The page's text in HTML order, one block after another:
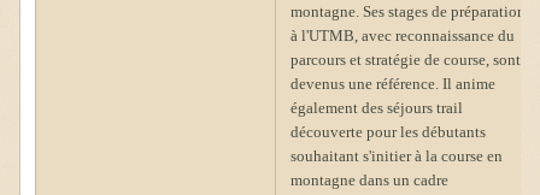
montagne. Ses stages de préparation
à l'UTMB, avec reconnaissance du
parcours et stratégie de course, sont
devenus une référence. Il anime
également des séjours trail
découverte pour les débutants
souhaitant s'initier à la course en
montagne dans un cadre